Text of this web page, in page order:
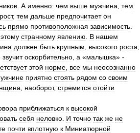
А именно: чем выше мужчина тем
рост, тем дальше предпочитает он
прямо противоположная зависимость
этому странному явлению В нашем
должен быть крупным высокого роста
звучит оскорбительно а «малышка» -
этой норме все мы неосознанно
приятно стоять рядом со своим
наоборот, стремится отойти
приближаться к высокой
себя неловко И точно так же не
почти вплотную к Миниатюрной